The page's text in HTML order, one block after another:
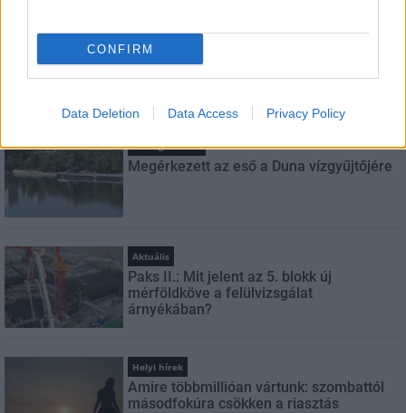
CONFIRM
Data Deletion Data Access Privacy Policy
Országos hírek
Megérkezett az eső a Duna vízgyűjtőjére
Aktuális
Paks II.: Mit jelent az 5. blokk új
mérföldköve a felülvizsgálat
árnyékában?
Helyi hírek
Amire többmillióan vártunk: szombattól
másodfokúra csökken a riasztás